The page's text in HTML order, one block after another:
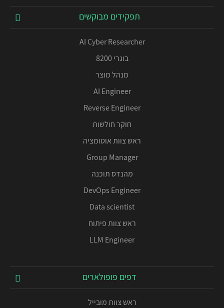
תפקידים מבוקשים
AI Cyber Researcher
בוגרי 8200
מנהל מוצר
AI Engineer
Reverse Engineer
חוקר חולשות
ראש צוות אוטומציה
Group Manager
מהנדס תוכנה
DevOps Engineer
Data scientist
ראש צוות פיתוח
LLM Engineer
דפים פופולארים
ראש צוות מובייל